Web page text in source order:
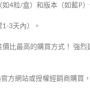
4粒/盒）和版本（如藍P）
3天內）。
比最高的購買方式！ 強
方網站或授權經銷商購